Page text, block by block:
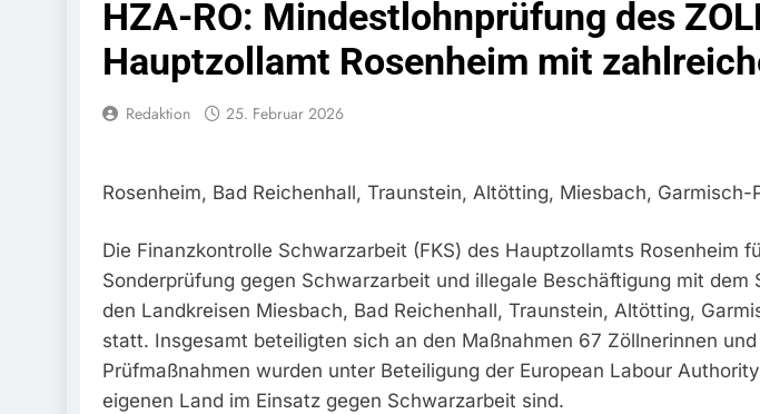
Bundespolizeidirektion München:
Fahrzeug
7. August 2026
Fundtier
HZA-R: Zoll Deckt Auf: Schrotthändler
Schwarzarbeit Führen Zu Rechtskräftiger
6. August 2026
Bundespolizeidirektion München: Europaweit
Bundespolizei Vollstreckt Europäischen
6. August 2026
Bundespolizeidirektion München: Update
HZA-RO: Mindestlohnprüfung des
Hauptzollamt Rosenheim mit
Redaktion 25. Februar 2026
Rosenheim, Bad Reichenhall, Traunstein, Altötting, Miesbach,
Die Finanzkontrolle Schwarzarbeit (FKS) des Hauptzollamts
Sonderprüfung gegen Schwarzarbeit und illegale Beschäftigung mit
den Landkreisen Miesbach, Bad Reichenhall, Traunstein, Altötting,
statt. Insgesamt beteiligten sich an den Maßnahmen 67 Zöllnerinnen
Prüfmaßnahmen wurden unter Beteiligung der European Labour
eigenen Land im Einsatz gegen Schwarzarbeit sind.